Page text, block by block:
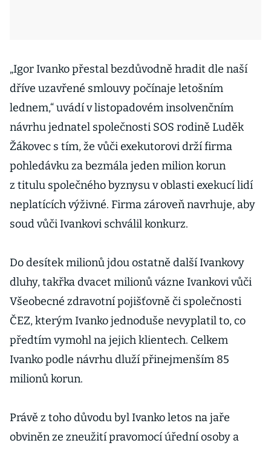
„Igor Ivanko přestal bezdůvodně hradit dle naší
dříve uzavřené smlouvy počínaje letošním
lednem,“ uvádí v listopadovém insolvenčním
návrhu jednatel společnosti SOS rodině Luděk
Žákovec s tím, že vůči exekutorovi drží firma
pohledávku za bezmála jeden milion korun
z titulu společného byznysu v oblasti exekucí lidí
neplatících výživné. Firma zároveň navrhuje, aby
soud vůči Ivankovi schválil konkurz.
Do desítek milionů jdou ostatně další Ivankovy
dluhy, takřka dvacet milionů vázne Ivankovi vůči
Všeobecné zdravotní pojišťovně či společnosti
ČEZ, kterým Ivanko jednoduše nevyplatil to, co
předtím vymohl na jejich klientech. Celkem
Ivanko podle návrhu dluží přinejmenším 85
milionů korun.
Právě z toho důvodu byl Ivanko letos na jaře
obviněn ze zneužití pravomocí úřední osoby a